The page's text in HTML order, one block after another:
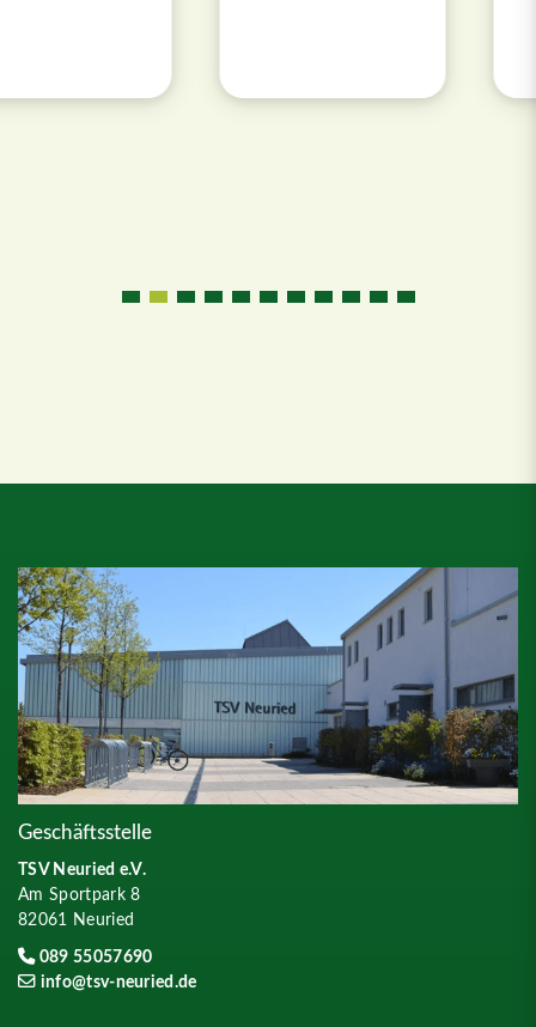
Geschäftsstelle
TSV Neuried e.V.
Am Sportpark 8
82061 Neuried
089 55057690
info@tsv-neuried.de